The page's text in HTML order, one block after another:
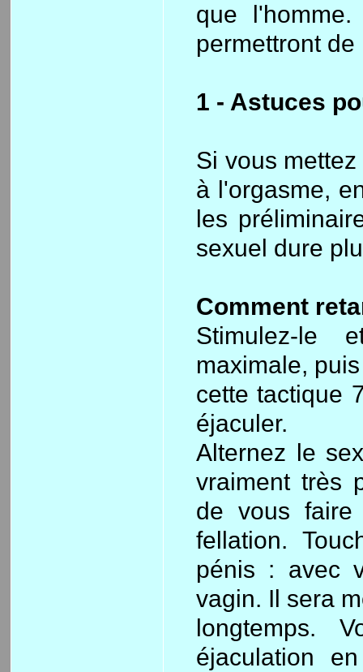
que
permettront
1 - Astuces
Si vous
à l'orgasme,
les
sexuel dure
Comment
Stimulez-le
maximale,
cette tactique
éjaculer.
Alternez le
vraiment très
de vous
fellation.
pénis : avec
vagin. Il sera
longtemps.
éjaculation